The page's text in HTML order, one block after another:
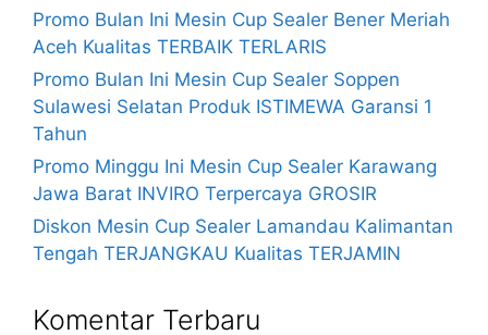
Promo Bulan Ini Mesin Cup Sealer Bener Meriah
Aceh Kualitas TERBAIK TERLARIS
Promo Bulan Ini Mesin Cup Sealer Soppen
Sulawesi Selatan Produk ISTIMEWA Garansi 1
Tahun
Promo Minggu Ini Mesin Cup Sealer Karawang
Jawa Barat INVIRO Terpercaya GROSIR
Diskon Mesin Cup Sealer Lamandau Kalimantan
Tengah TERJANGKAU Kualitas TERJAMIN
Komentar Terbaru